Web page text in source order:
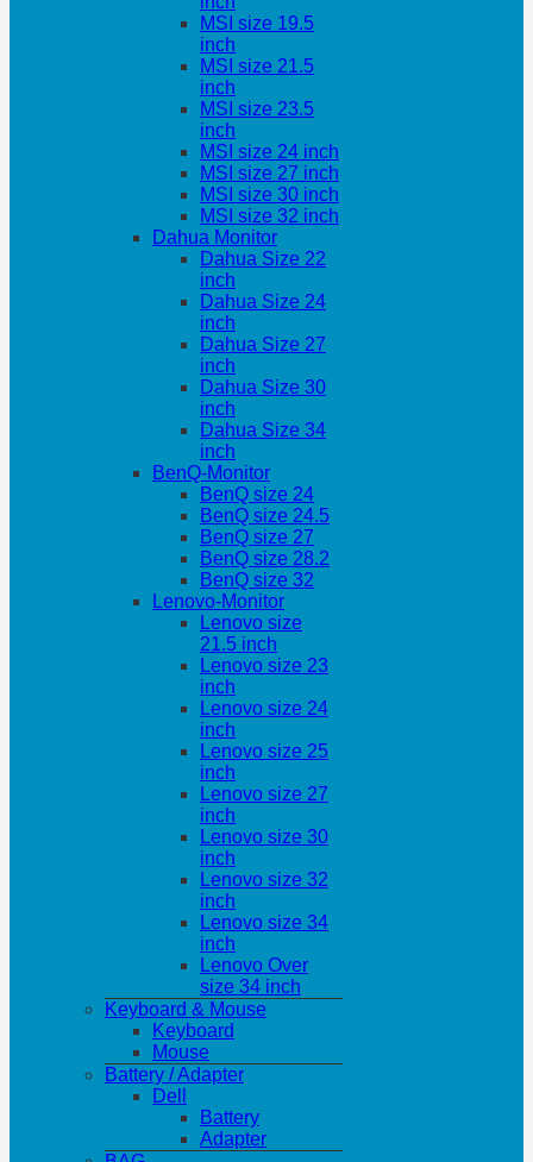
MSI size 19.5
inch
MSI size 21.5
inch
MSI size 23.5
inch
MSI size 24 inch
MSI size 27 inch
MSI size 30 inch
MSI size 32 inch
Dahua Monitor
Dahua Size 22
inch
Dahua Size 24
inch
Dahua Size 27
inch
Dahua Size 30
inch
Dahua Size 34
inch
BenQ-Monitor
BenQ size 24
BenQ size 24.5
BenQ size 27
BenQ size 28.2
BenQ size 32
Lenovo-Monitor
Lenovo size
21.5 inch
Lenovo size 23
inch
Lenovo size 24
inch
Lenovo size 25
inch
Lenovo size 27
inch
Lenovo size 30
inch
Lenovo size 32
inch
Lenovo size 34
inch
Lenovo Over
size 34 inch
Keyboard & Mouse
Keyboard
Mouse
Battery / Adapter
Dell
Battery
Adapter